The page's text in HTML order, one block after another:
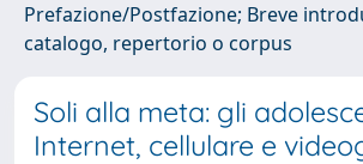
Prefazione/Postfazione; Breve
catalogo, repertorio o corpus
Soli alla meta: gli
Internet, cellulare e